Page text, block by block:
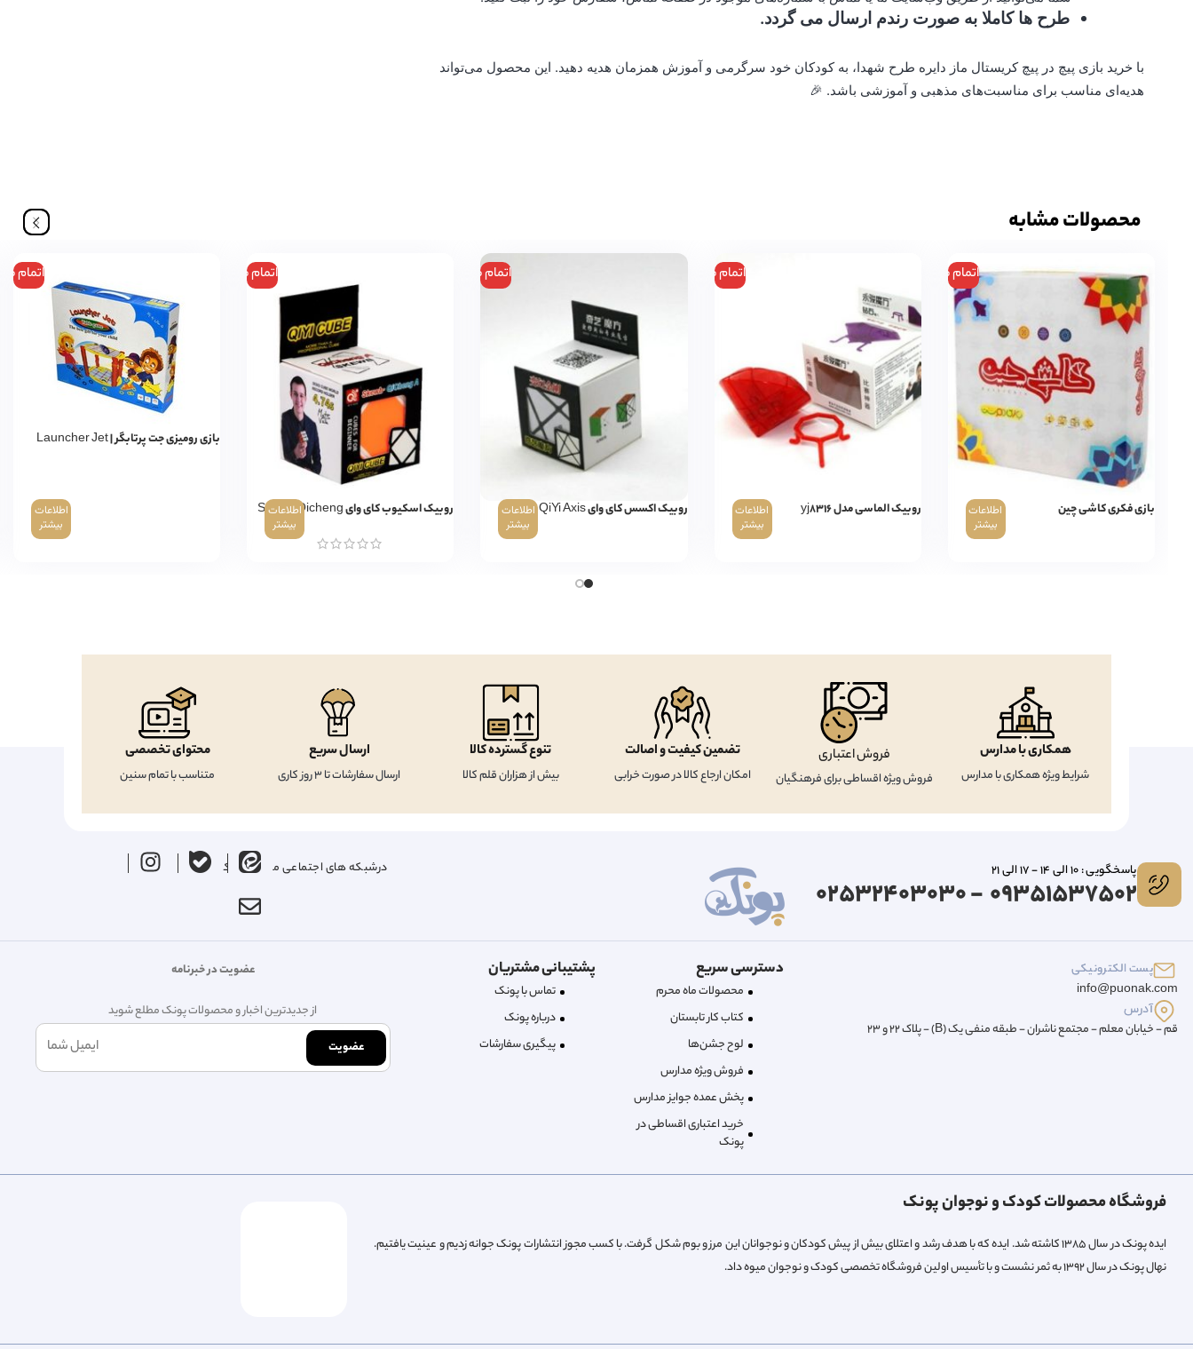
طرح ها کاملا به صورت رندم ارسال می گردد.
با خرید بازی پیچ در پیچ کریستال ماز دایره طرح شهدا، به کودکان خود سرگرمی و آموزش همزمان هدیه دهید. این محصول می‌تواند
هدیه‌ای مناسب برای مناسبت‌های مذهبی و آموزشی باشد. 🎉
محصولات مشابه
اتمام موجودی
بازی فکری کاشی چین
اطلاعات
بیشتر
اتمام موجودی
روبیک الماسی مدل yj۸۳۱۶
اطلاعات
بیشتر
اتمام موجودی
روبیک اکسس کای وای QiYi Axis
اطلاعات
بیشتر
اتمام موجودی
روبیک اسکیوب کای وای Skewb Qicheng
اطلاعات
بیشتر
اتمام
بازی رومیزی جت پرتابگر | Launcher Jet
اطلاعات
بیشتر
همکاری با مدارس
شرایط ویژه همکاری با مدارس
فروش اعتباری
فروش ویژه اقساطی برای فرهنگیان
تضمین کیفیت و اصالت
امکان ارجاع کالا در صورت خرابی
تنوع گسترده کالا
بیش از هزاران قلم کالا
ارسال سریع
ارسال سفارشات تا 3 روز کاری
محتوای تخصصی
متناسب با تمام سنین
پاسخگویی : 10 الی 14 - 17 الی 21
09351537502 - 02532403030
درشبکه های اجتماعی ما را دنبال کنید
پست الکترونیکی
info@puonak.com
آدرس
قم - خیابان معلم - مجتمع ناشران - طبقه منفی یک (B) - پلاک 22 و 23
دسترسی سریع
محصولات ماه محرم
کتاب کار تابستان
لوح جشن‌ها
فروش ویژه مدارس
پخش عمده جوایز مدارس
خرید اعتباری اقساطی در
پونک
پشتیبانی مشتریان
تماس با پونک
درباره‌ پونک
پیگیری سفارشات
عضویت در خبرنامه
از جدیدترین اخبار و محصولات پونک مطلع شوید
عضویت
فروشگاه محصولات کودک و نوجوان پونک
ایده پونک در سال ۱۳۸۵ کاشته شد. ایده که با هدف رشد و اعتلای بیش از پیش کودکان و نوجوانان این مرز و بوم شکل گرفت. با کسب مجوز انتشارات پونک جوانه زدیم و عینیت یافتیم.
نهال پونک در سال ۱۳۹۲ به ثمر نشست و با تأسیس اولین فروشگاه تخصصی کودک و نوجوان میوه داد.